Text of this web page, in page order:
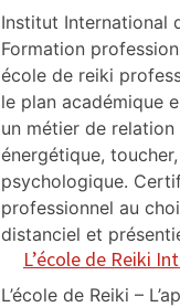
Institut International
Formation
école de reiki
le plan académique
un métier de relation
énergétique,
psychologique.
professionnel au
distanciel et
L’école de Reiki
L’école de Reiki –